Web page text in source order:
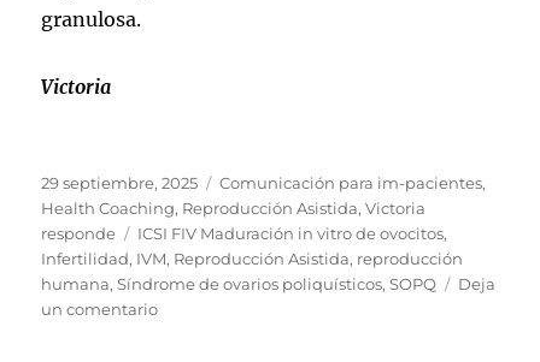
granulosa.
Victoria
Publicado
el
29 septiembre, 2025 Categorías
Comunicación para im-pacientes,
Health Coaching, Reproducción Asistida,Victoria
responde
Etiquetas
ICSI FIV Maduración in vitro de ovocitos,
Infertilidad, IVM, Reproducción Asistida, reproducción
humana,Síndrome de ovarios poliquísticos,SOPQ
Deja
un comentarioen